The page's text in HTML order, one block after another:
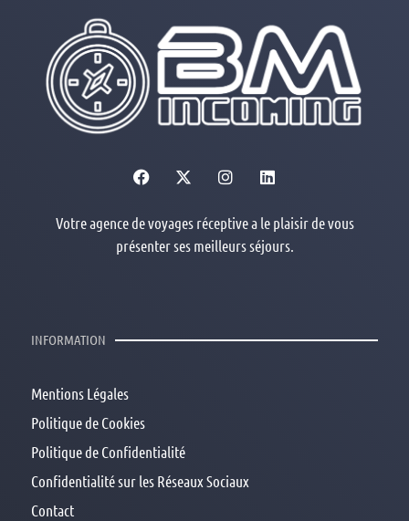
Votre agence de voyages réceptive a le plaisir de vous
présenter ses meilleurs séjours.
INFORMATION
Mentions Légales
Politique de Cookies
Politique de Confidentialité
Confidentialité sur les Réseaux Sociaux
Contact